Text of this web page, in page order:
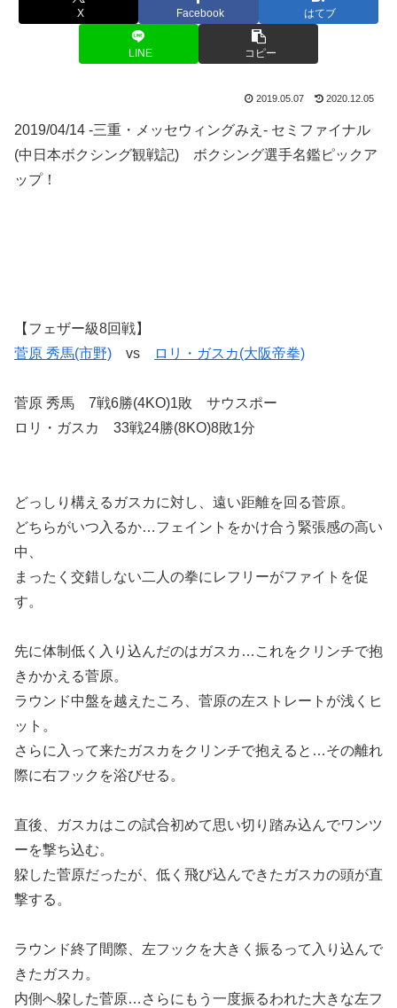
X Facebook はてブ
LINE コピー
2019.05.07 2020.12.05
2019/04/14 -三重・メッセウィングみえ- セミファイナル
(中日本ボクシング観戦記) ボクシング選手名鑑ピックア
ップ！
【フェザー級8回戦】
菅原 秀馬(市野) vs ロリ・ガスカ(大阪帝拳)
菅原 秀馬 7戦6勝(4KO)1敗 サウスポー
ロリ・ガスカ 33戦24勝(8KO)8敗1分
どっしり構えるガスカに対し、遠い距離を回る菅原。
どちらがいつ入るか…フェイントをかけ合う緊張感の高い
中、
まったく交錯しない二人の拳にレフリーがファイトを促
す。
先に体制低く入り込んだのはガスカ…これをクリンチで抱
きかかえる菅原。
ラウンド中盤を越えたころ、菅原の左ストレートが浅くヒ
ット。
さらに入って来たガスカをクリンチで抱えると…その離れ
際に右フックを浴びせる。
直後、ガスカはこの試合初めて思い切り踏み込んでワンツ
ーを撃ち込む。
躱した菅原だったが、低く飛び込んできたガスカの頭が直
撃する。
ラウンド終了間際、左フックを大きく振るって入り込んで
きたガスカ。
内側へ躱した菅原…さらにもう一度振るわれた大きな左フ